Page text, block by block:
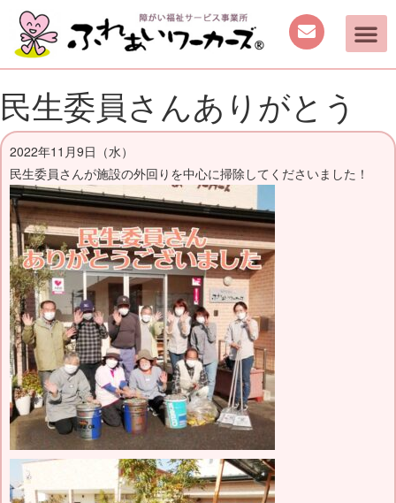
民生委員さんありがとう
2022年11月9日（水）
民生委員さんが施設の外回りを中心に掃除してくださいました！